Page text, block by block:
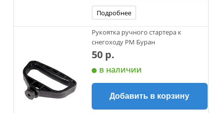
Подробнее
Рукоятка ручного стартера к
снегоходу РМ Буран
50 р.
в наличии
Добавить в корзину